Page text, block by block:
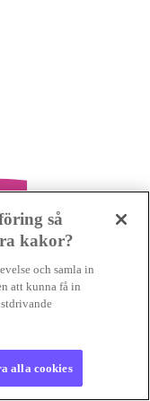
så
kakor?
och samla in
att kunna få in
alla cookies